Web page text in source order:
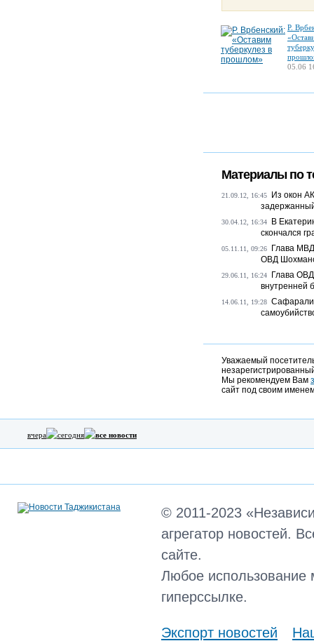
Р.
05.06
Материалы по
21.09.12, 16:45
Из окон
30.04.12, 16:34
В
скончался
05.11.11, 09:26
Глава
ОВД
29.06.11, 16:24
Глава
внутренней
14.06.11, 19:28 Сафарали
Уважаемый
Мы рекомендуем Вам
сайт под своим
вчера сегодня все новости
© 2011-2023
агрегатор новостей.
сайте.
Любое использование
гиперссылке.
Экспорт новостей